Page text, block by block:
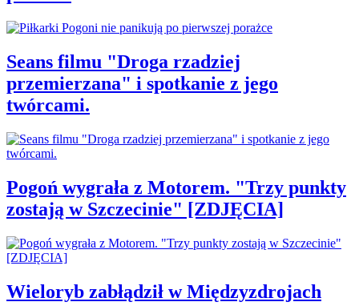
Seans filmu "Droga rzadziej
przemierzana" i spotkanie z jego
twórcami.
Pogoń wygrała z Motorem. "Trzy punkty
zostają w Szczecinie" [ZDJĘCIA]
Wieloryb zabłądził w Międzyzdrojach